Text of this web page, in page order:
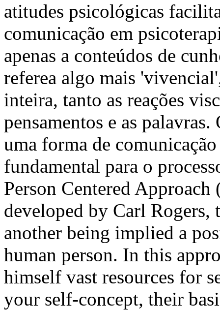
atitudes psicológicas
comunicação em
apenas a conteúdos de
referea algo mais
inteira, tanto as reações
pensamentos e as
uma forma de
fundamental para o
Person Centered
developed by Carl
another being implied a
human person. In this
himself vast resources for
your self-concept, their